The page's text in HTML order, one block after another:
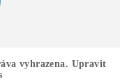
vyhrazena. Upravit